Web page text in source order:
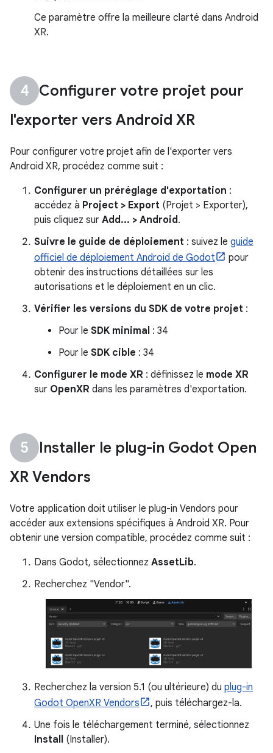
Ce paramètre offre la meilleure clarté dans Android
XR.
Configurer votre projet pour
l'exporter vers Android XR
Pour configurer votre projet afin de l'exporter vers
Android XR, procédez comme suit :
Configurer un préréglage d'exportation :
accédez à Project > Export (Projet > Exporter),
puis cliquez sur Add... > Android.
Suivre le guide de déploiement : suivez le guide
officiel de déploiement Android de Godot
pour
obtenir des instructions détaillées sur les
autorisations et le déploiement en un clic.
Vérifier les versions du SDK de votre projet :
Pour le SDK minimal : 34
Pour le SDK cible : 34
Configurer le mode XR : définissez le mode XR
sur OpenXR dans les paramètres d'exportation.
Installer le plug-in Godot Open
XR Vendors
Votre application doit utiliser le plug-in Vendors pour
accéder aux extensions spécifiques à Android XR. Pour
obtenir une version compatible, procédez comme suit :
Dans Godot, sélectionnez AssetLib.
Recherchez "Vendor".
Recherchez la version 5.1 (ou ultérieure) du plug-in
Godot OpenXR Vendors
, puis téléchargez-la.
Une fois le téléchargement terminé, sélectionnez
Install (Installer).